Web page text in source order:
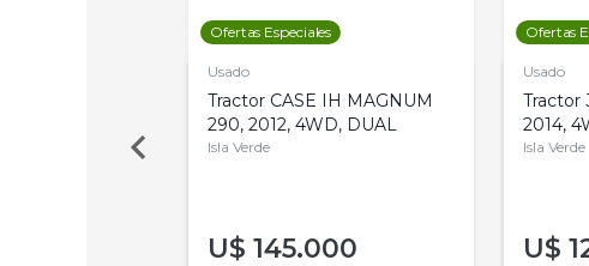
Ofertas Especiales
Usado
Tractor CASE IH MAGNUM
290, 2012, 4WD, DUAL
Isla Verde
U$ 145.000
Ofertas
Usado
Tractor
2014,
Isla Verde
U$